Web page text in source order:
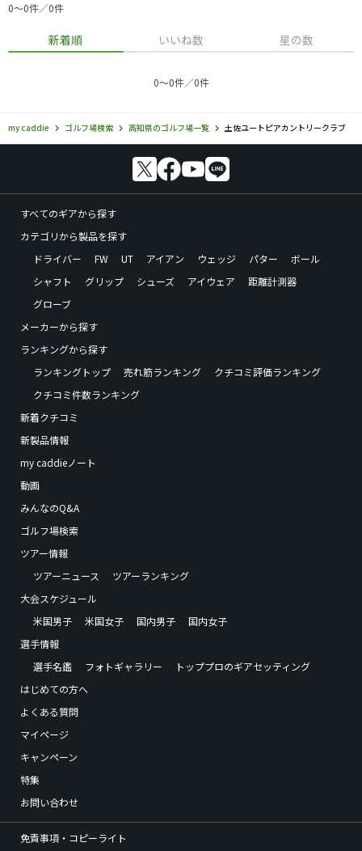
0〜0件／0件
新着順 いいね数 星の数
0〜0件／0件
my caddie ゴルフ場検索 高知県のゴルフ場一覧 土佐ユートピアカントリークラブ
すべてのギアから探す
カテゴリから製品を探す
ドライバー
FW UT アイアン ウェッジ パター
ボール
シャフト
グリップ シューズ アイウェア
距離計測器
グローブ
メーカーから探す
ランキングから探す
ランキングトップ
売れ筋ランキング
クチコミ評価ランキング
クチコミ件数ランキング
新着クチコミ
新製品情報
my caddieノート
動画
みんなのQ&A
ゴルフ場検索
ツアー情報
ツアーニュース
ツアーランキング
大会スケジュール
米国男子
米国女子 国内男子
国内女子
選手情報
選手名鑑
フォトギャラリー
トッププロのギアセッティング
はじめての方へ
よくある質問
マイページ
キャンペーン
特集
お問い合わせ
免責事項・コピーライト